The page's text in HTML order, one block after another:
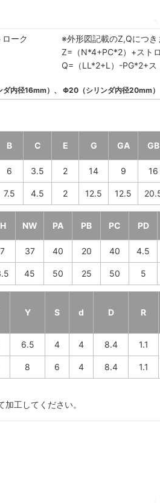
ーク
※外形図記載のZ,Qにつ
Z=（N*4+PC*2）+スト
Q=（LL*2+L）-PG*2+ス
内径16mm）、 Φ20（シリンダ内径20mm）
B C E G GA GB
6 3.5 2 14 9 16
7.5 4.5 2 12.5 12.5
NW PA PB PC PD
37 40 20 40 4.5
45 50 25 50 5
Y S d D R
6.5 4 4 8.4 1.1
8 6 4 8.4 1.1
工してください。